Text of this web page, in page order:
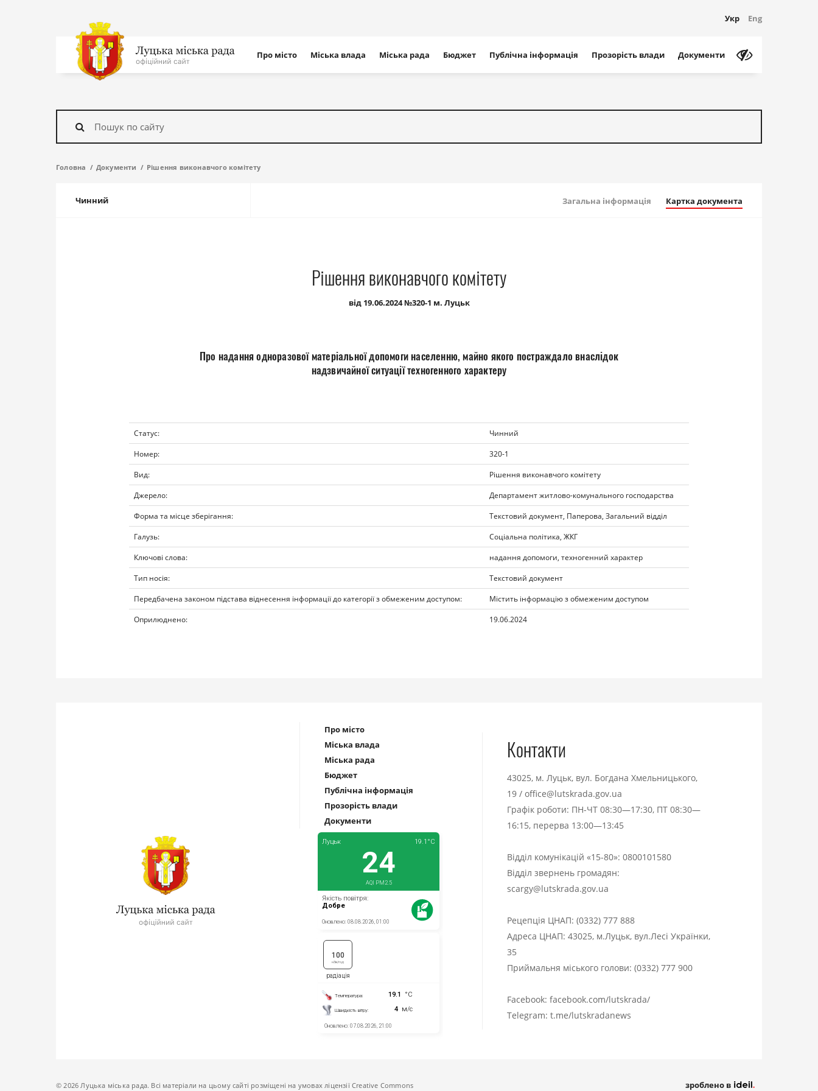
Укр Eng
На
головну
сайту
Про місто Міська влада Міська рада Бюджет Публічна інформація Прозорість влади Документи
Знайти
Головна Документи Рішення виконавчого комітету
Чинний Загальна інформація Картка документа
Рішення виконавчого комітету
від 19.06.2024 №320-1 м. Луцьк
Про надання одноразової матеріальної допомоги населенню, майно якого постраждало внаслідок
надзвичайної ситуації техногенного характеру
Статус:
Чинний
Номер:
320-1
Вид:
Рішення виконавчого комітету
Джерело:
Департамент житлово-комунального господарства
Форма та місце зберігання:
Текстовий документ, Паперова, Загальний відділ
Галузь:
Соціальна політика, ЖКГ
Ключові слова:
надання допомоги, техногенний характер
Тип носія:
Текстовий документ
Передбачена законом підстава віднесення інформації до категорії з обмеженим доступом:
Містить інформацію з обмеженим доступом
Оприлюднено:
19.06.2024
Про місто
Міська влада
Міська рада
Бюджет
Публічна інформація
Прозорість влади
Документи
Контакти
43025, м. Луцьк, вул. Богдана Хмельницького,
19 / office@lutskrada.gov.ua
Графік роботи: ПН-ЧТ 08:30—17:30, ПТ 08:30—
16:15, перерва 13:00—13:45
Відділ комунікацій «15-80»: 0800101580
Відділ звернень громадян:
scargy@lutskrada.gov.ua
Рецепція ЦНАП: (0332) 777 888
Адреса ЦНАП: 43025, м.Луцьк, вул.Лесі Українки,
35
Приймальня міського голови: (0332) 777 900
Facebook: facebook.com/lutskrada/
Telegram: t.me/lutskradanews
© 2026 Луцька міська рада. Всі матеріали на цьому сайті розміщені на умовах ліцензії Creative Commons зроблено в